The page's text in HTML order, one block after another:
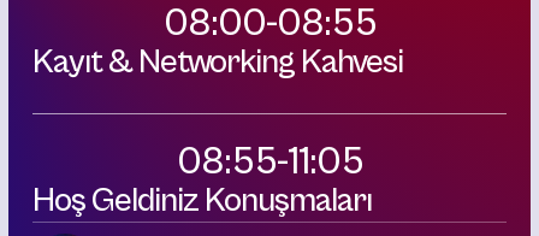
08:00-08:55
Kayıt & Networking Kahvesi
08:55-11:05
Hoş Geldiniz Konuşmaları